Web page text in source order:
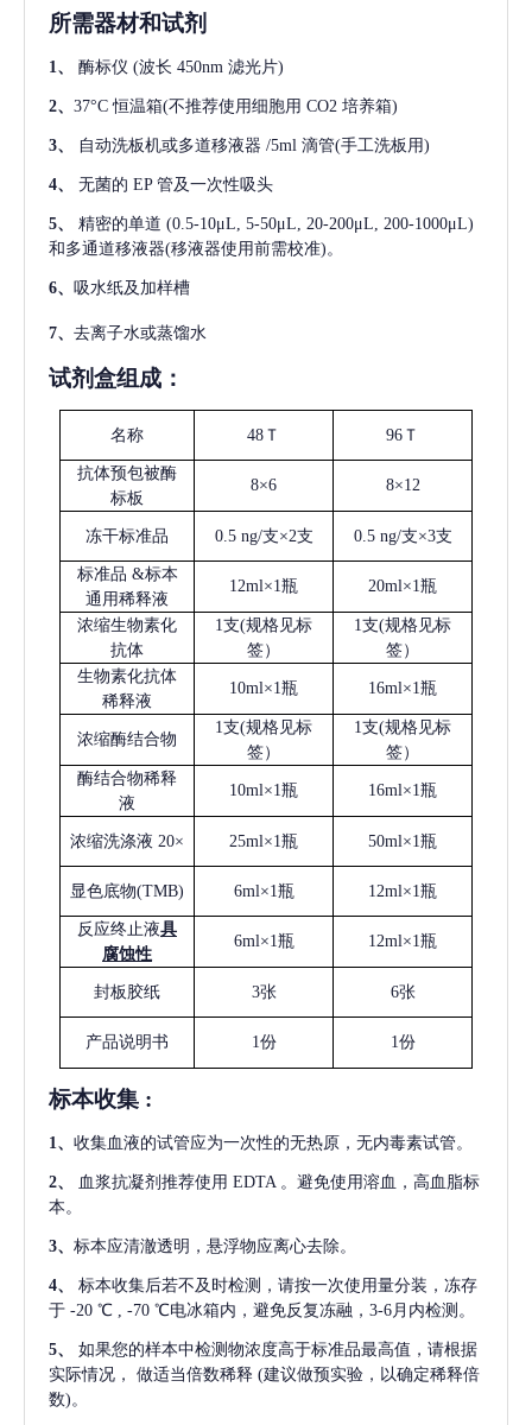
所需器材和试剂
1、 酶标仪 (波长 450nm 滤光片)
2、 37°C 恒温箱(不推荐使用细胞用 CO2 培养箱)
3、 自动洗板机或多道移液器 /5ml 滴管(手工洗板用)
4、 无菌的 EP 管及一次性吸头
5、 精密的单道 (0.5-10μL, 5-50μL, 20-200μL, 200-1000μL)
和多通道移液器(移液器使用前需校准)。
6、 吸水纸及加样槽
7、 去离子水或蒸馏水
试剂盒组成：
名称 48Ｔ 96Ｔ
抗体预包被酶
标板
8×6 8×12
冻干标准品 0.5 ng/支×2支 0.5 ng/支×3支
标准品 &标本
通用稀释液
12ml×1瓶 20ml×1瓶
浓缩生物素化
抗体
1支(规格见标
签）
1支(规格见标
签）
生物素化抗体
稀释液
10ml×1瓶 16ml×1瓶
浓缩酶结合物
1支(规格见标
签）
1支(规格见标
签）
酶结合物稀释
液
10ml×1瓶 16ml×1瓶
浓缩洗涤液 20× 25ml×1瓶 50ml×1瓶
显色底物(TMB) 6ml×1瓶 12ml×1瓶
反应终止液具
腐蚀性
6ml×1瓶 12ml×1瓶
封板胶纸 3张 6张
产品说明书 1份 1份
标本收集 :
1 、 收集血液的试管应为一次性的无热原，无内毒素试管。
2、 血浆抗凝剂推荐使用 EDTA 。避免使用溶血，高血脂标
本。
3、 标本应清澈透明，悬浮物应离心去除。
4、
标本收集后若不及时检测，请按一次使用量分装，冻存
于 -20 ℃ , -70 ℃电冰箱内，避免反复冻融，3-6月内检测。
5、
如果您的样本中检测物浓度高于标准品最高值，请根据
实际情况，
做适当倍数稀释 (建议做预实验，以确定稀释倍
数)。